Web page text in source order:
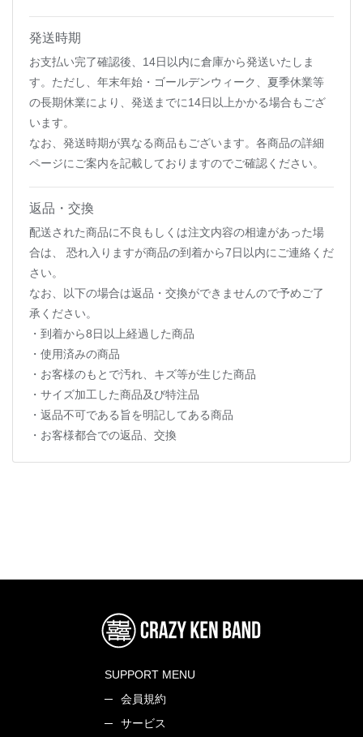
発送時期
お支払い完了確認後、14日以内に倉庫から発送いたしま
す。ただし、年末年始・ゴールデンウィーク、夏季休業等
の長期休業により、発送までに14日以上かかる場合もござ
います。
なお、発送時期が異なる商品もございます。各商品の詳細
ページにご案内を記載しておりますのでご確認ください。
返品・交換
配送された商品に不良もしくは注文内容の相違があった場
合は、 恐れ入りますが商品の到着から7日以内にご連絡くだ
さい。
なお、以下の場合は返品・交換ができませんので予めご了
承ください。
・到着から8日以上経過した商品
・使用済みの商品
・お客様のもとで汚れ、キズ等が生じた商品
・サイズ加工した商品及び特注品
・返品不可である旨を明記してある商品
・お客様都合での返品、交換
SUPPORT MENU
会員規約
サービス